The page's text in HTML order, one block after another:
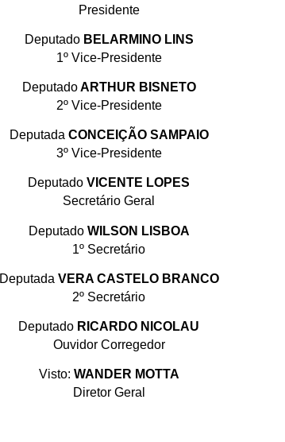
Presidente
DeputadoBELARMINO LINS
1º Vice-Presidente
DeputadoARTHUR BISNETO
2º Vice-Presidente
DeputadaCONCEIÇÃO SAMPAIO
3º Vice-Presidente
Deputado VICENTE LOPES
Secretário Geral
DeputadoWILSON LISBOA
1º Secretário
Deputada VERA CASTELO BRANCO
2º Secretário
Deputado RICARDO NICOLAU
Ouvidor Corregedor
Visto: WANDER MOTTA
Diretor Geral